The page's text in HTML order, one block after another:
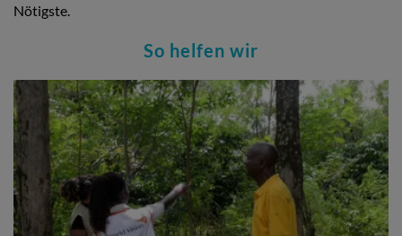
Nötigste.
So helfen wir